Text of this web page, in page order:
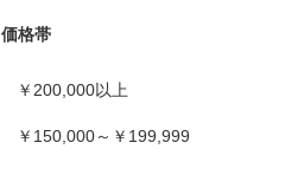
価格帯
￥200,000以上
￥150,000～￥199,999